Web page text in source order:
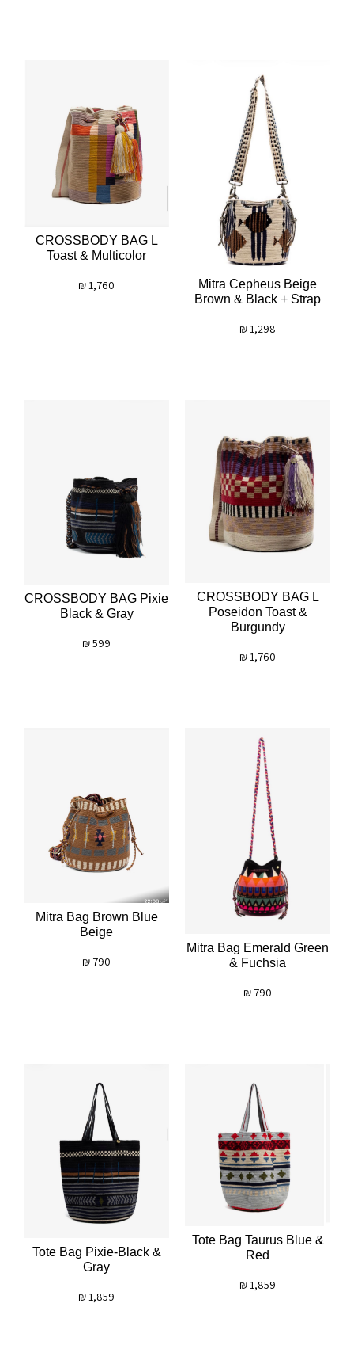
Mitra Cepheus Beige
Brown & Black + Strap
1,298
₪
CROSSBODY BAG L
Toast & Multicolor
1,760
₪
CROSSBODY BAG L
Poseidon Toast &
Burgundy
1,760
₪
CROSSBODY BAG Pixie
Black & Gray
599
₪
Mitra Bag Emerald Green
& Fuchsia
790
₪
Mitra Bag Brown Blue
Beige
790
₪
Tote Bag Taurus Blue &
Red
1,859
₪
Tote Bag Pixie-Black &
Gray
1,859
₪